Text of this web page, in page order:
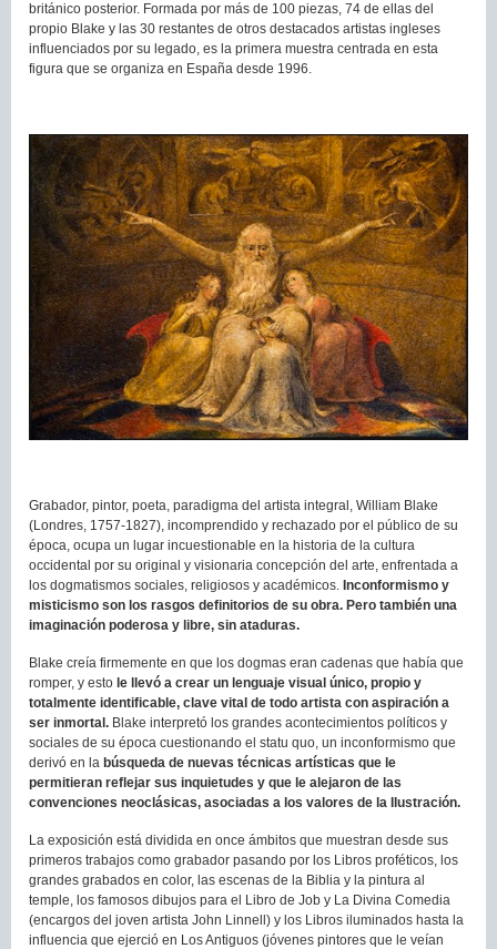
británico posterior. Formada por más de 100 piezas, 74 de ellas del
propio Blake y las 30 restantes de otros destacados artistas ingleses
influenciados por su legado, es la primera muestra centrada en esta
figura que se organiza en España desde 1996.
Grabador, pintor, poeta, paradigma del artista integral, William Blake
(Londres, 1757-1827), incomprendido y rechazado por el público de su
época, ocupa un lugar incuestionable en la historia de la cultura
occidental por su original y visionaria concepción del arte, enfrentada a
los dogmatismos sociales, religiosos y académicos. Inconformismo y
misticismo son los rasgos definitorios de su obra. Pero también una
imaginación poderosa y libre, sin ataduras.
Blake creía firmemente en que los dogmas eran cadenas que había que
romper, y esto le llevó a crear un lenguaje visual único, propio y
totalmente identificable, clave vital de todo artista con aspiración a
ser inmortal. Blake interpretó los grandes acontecimientos políticos y
sociales de su época cuestionando el statu quo, un inconformismo que
derivó en la búsqueda de nuevas técnicas artísticas que le
permitieran reflejar sus inquietudes y que le alejaron de las
convenciones neoclásicas, asociadas a los valores de la Ilustración.
La exposición está dividida en once ámbitos que muestran desde sus
primeros trabajos como grabador pasando por los Libros proféticos, los
grandes grabados en color, las escenas de la Biblia y la pintura al
temple, los famosos dibujos para el Libro de Job y La Divina Comedia
(encargos del joven artista John Linnell) y los Libros iluminados hasta la
influencia que ejerció en Los Antiguos (jóvenes pintores que le veían